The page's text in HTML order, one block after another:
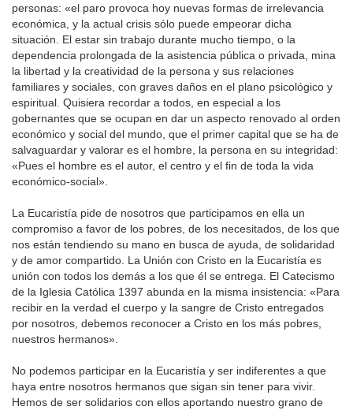
personas: «el paro provoca hoy nuevas formas de irrelevancia
económica, y la actual crisis sólo puede empeorar dicha
situación. El estar sin trabajo durante mucho tiempo, o la
dependencia prolongada de la asistencia pública o privada, mina
la libertad y la creatividad de la persona y sus relaciones
familiares y sociales, con graves daños en el plano psicológico y
espiritual. Quisiera recordar a todos, en especial a los
gobernantes que se ocupan en dar un aspecto renovado al orden
económico y social del mundo, que el primer capital que se ha de
salvaguardar y valorar es el hombre, la persona en su integridad:
«Pues el hombre es el autor, el centro y el fin de toda la vida
económico-social».
La Eucaristía pide de nosotros que participamos en ella un
compromiso a favor de los pobres, de los necesitados, de los que
nos están tendiendo su mano en busca de ayuda, de solidaridad
y de amor compartido. La Unión con Cristo en la Eucaristía es
unión con todos los demás a los que él se entrega. El Catecismo
de la Iglesia Católica 1397 abunda en la misma insistencia: «Para
recibir en la verdad el cuerpo y la sangre de Cristo entregados
por nosotros, debemos reconocer a Cristo en los más pobres,
nuestros hermanos».
No podemos participar en la Eucaristía y ser indiferentes a que
haya entre nosotros hermanos que sigan sin tener para vivir.
Hemos de ser solidarios con ellos aportando nuestro grano de